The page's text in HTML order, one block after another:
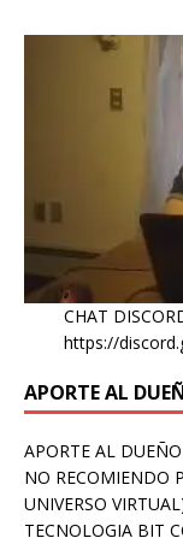
CHAT
https://
APORTE AL
APORTE AL
NO RECOMIENDO
UNIVERSO
TECNOLOGIA BIT